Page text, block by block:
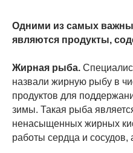
Одними из самых
являются продукты,
Жирная рыба.
назвали жирную рыбу в
продуктов для
зимы. Такая рыба
ненасыщенных жирных
работы сердца и сосудов,